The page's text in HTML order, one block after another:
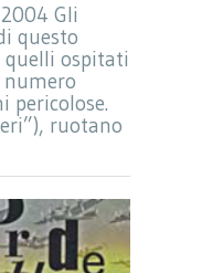
Gli
questo
ospitati
pericolose.
ruotano